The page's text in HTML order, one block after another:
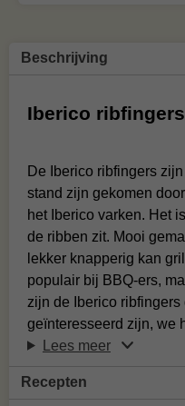
Beschrijving
Iberico ribfingers
De Iberico ribfingers
stand zijn gekomen
het Iberico varken. Het
de ribben zit. Mooi
lekker knapperig kan
populair bij BBQ-ers,
zijn de Iberico ribfingers
geïnteresseerd zijn, we
Lees meer
Recepten